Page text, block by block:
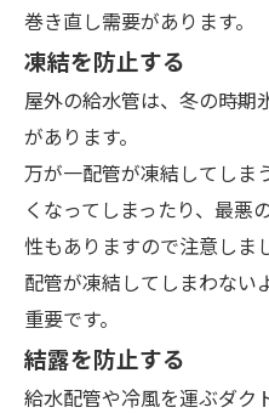
巻き直し需要があります。
凍結を防止する
屋外の給水管は、冬の時期
があります。
万が一配管が凍結してしま
くなってしまったり、最悪
性もありますので注意しま
配管が凍結してしまわない
重要です。
結露を防止する
給水配管や冷風を運ぶダク